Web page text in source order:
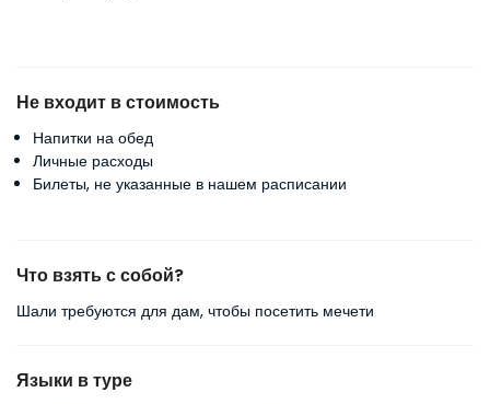
Не входит в стоимость
Напитки на обед
Личные расходы
Билеты, не указанные в нашем расписании
Что взять с собой?
Шали требуются для дам, чтобы посетить мечети
Языки в туре